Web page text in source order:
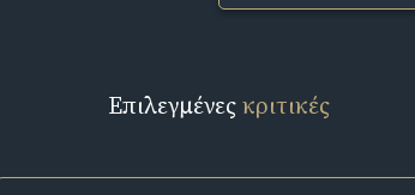
Επιλεγμένεςκριτικές